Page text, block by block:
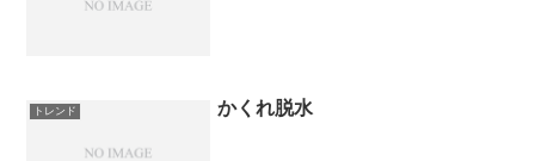
トレンド かくれ脱水